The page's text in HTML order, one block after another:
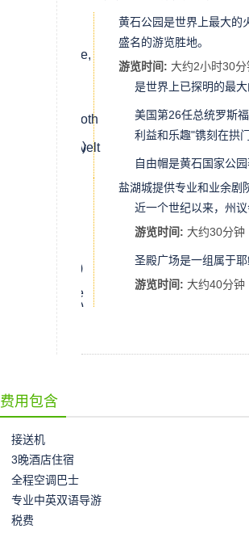
(Yellowstone,
黄石公园是世界上最大的
盛名的游览胜地。
游览时间: 大约2小时30分
(Mammoth
Springs)
是世界上已探明的最
(Roosevelt
美国第26任总统罗斯
利益和乐趣"镌刻在拱
自由帽是黄石国家公
盐湖城提供专业和业余剧
Capitol)
近一个世纪以来，州
游览时间: 大约30分钟
(Temple
Square)
圣殿广场是一组属于
游览时间: 大约40分钟
费用包含
接送机
3晚酒店住宿
全程空调巴士
专业中英双语导游
税费